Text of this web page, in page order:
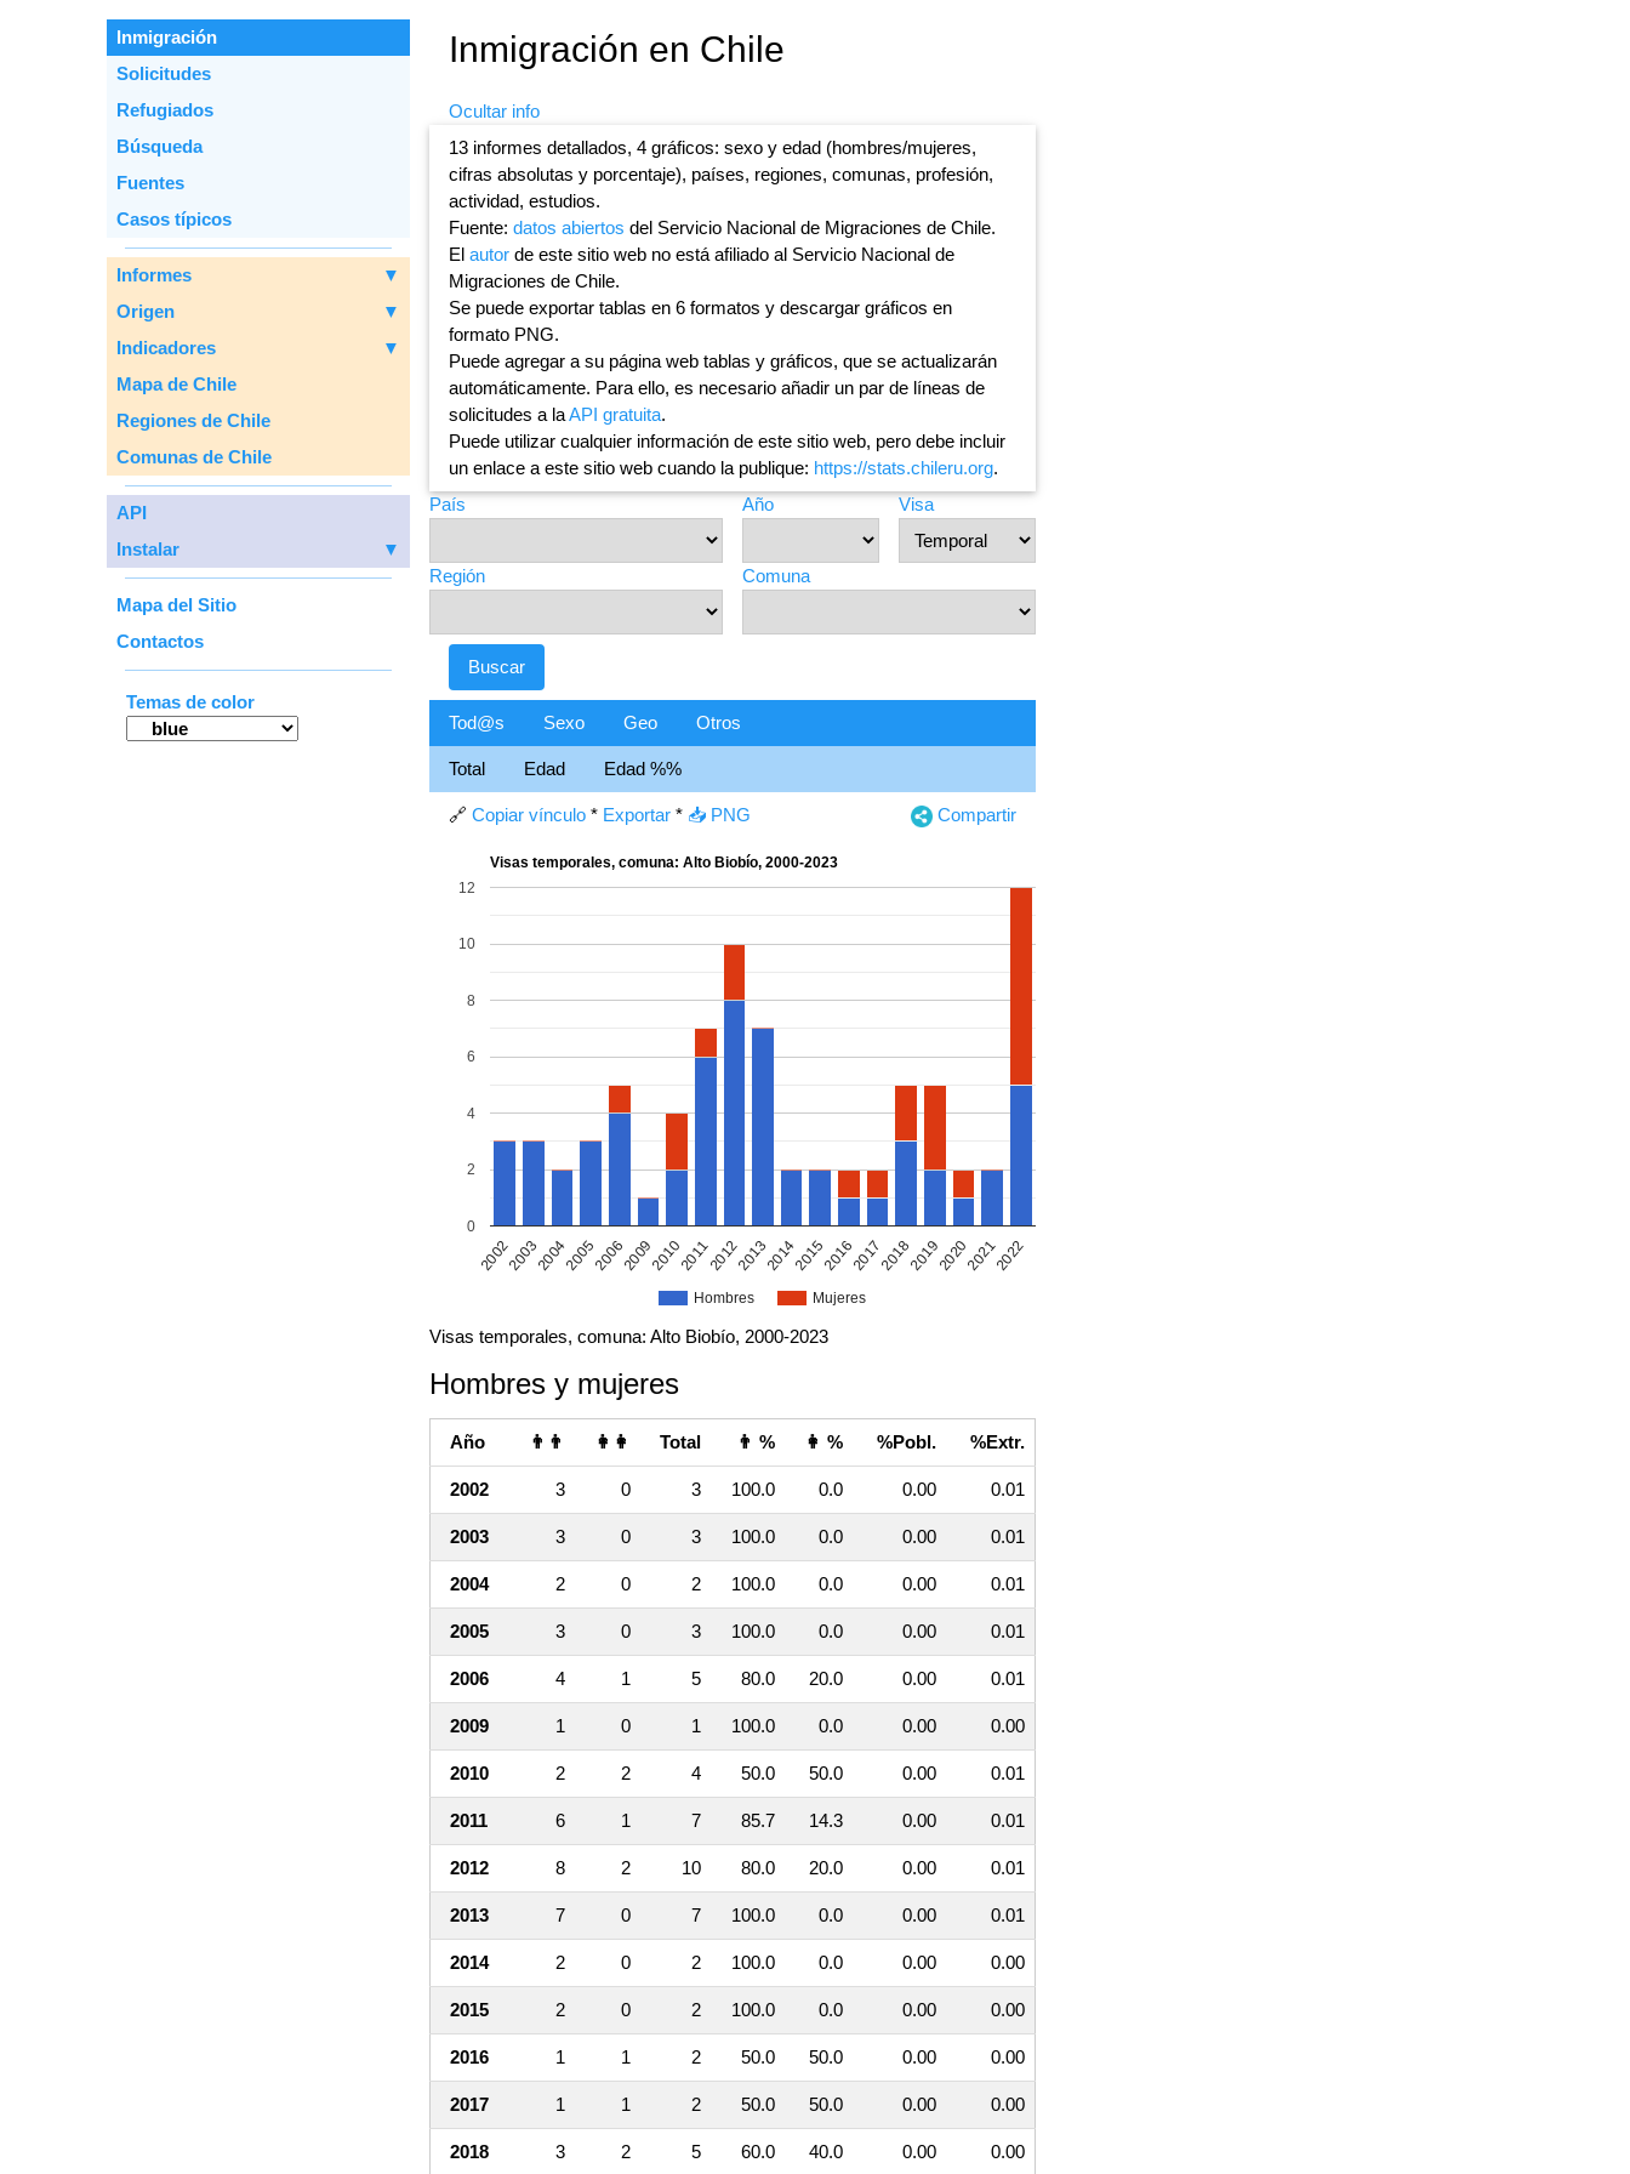
Inmigración
Solicitudes
Refugiados
Вúsqueda
Fuentes
Casos típicos
Informes
▼
Origen
▼
Indicadores
▼
Mapa de Chile
Regiones de Chile
Comunas de Chile
API
Instalar
▼
Mapa del Sitio
Contactos
Temas de color
Inmigración en Chile
Ocultar info
13 informes detallados, 4 gráficos: sexo y edad (hombres/mujeres,
cifras absolutas y porcentaje), países, regiones, comunas, profesión,
actividad, estudios.
Fuente: datos abiertos del Servicio Nacional de Migraciones de Chile.
El autor de este sitio web no está afiliado al Servicio Nacional de
Migraciones de Chile.
Se puede exportar tablas en 6 formatos y descargar gráficos en
formato PNG.
Puede agregar a su página web tablas y gráficos, que se actualizarán
automáticamente. Para ello, es necesario añadir un par de líneas de
solicitudes a laAPI gratuita.
Puede utilizar cualquier información de este sitio web, pero debe incluir
un enlace a este sitio web cuando la publique: https://stats.chileru.org.
País
Año Visa
Región Comuna
Tod@s Sexo Geo Otros
Total Edad Edad %%
🔗 Copiar vínculo * Exportar * 📥 PNG Compartir
Visas temporales, comuna: Alto Biobío, 2000-2023
Hombres Mujeres
2002200320042005200620092010201120122013201420152016201720182019202020212022
0
2
4
6
8
10
12
Visas temporales, comuna: Alto Biobío, 2000-2023
Hombres y mujeres
Año 👨👨 👩👩 Total 👨 % 👩 % %Pobl. %Extr.
2002 3 0 3 100.0 0.0 0.00 0.01
2003 3 0 3 100.0 0.0 0.00 0.01
2004 2 0 2 100.0 0.0 0.00 0.01
2005 3 0 3 100.0 0.0 0.00 0.01
2006 4 1 5 80.0 20.0 0.00 0.01
2009 1 0 1 100.0 0.0 0.00 0.00
2010 2 2 4 50.0 50.0 0.00 0.01
2011 6 1 7 85.7 14.3 0.00 0.01
2012 8 2 10 80.0 20.0 0.00 0.01
2013 7 0 7 100.0 0.0 0.00 0.01
2014 2 0 2 100.0 0.0 0.00 0.00
2015 2 0 2 100.0 0.0 0.00 0.00
2016 1 1 2 50.0 50.0 0.00 0.00
2017 1 1 2 50.0 50.0 0.00 0.00
2018 3 2 5 60.0 40.0 0.00 0.00